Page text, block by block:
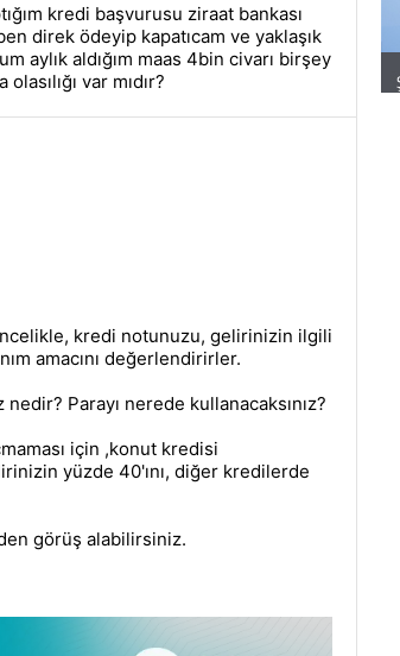
kredi başvurusu ziraat bankası
direk ödeyip kapatıcam ve yaklaşık
aylık aldığım maas 4bin civarı birşey
var mıdır?
kredi notunuzu, gelirinizin ilgili
amacını değerlendirirler.
nedir? Parayı nerede kullanacaksınız?
için ,konut kredisi
yüzde 40'ını, diğer kredilerde
görüş alabilirsiniz.